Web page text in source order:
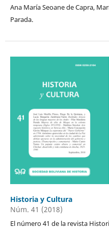
Ana María Seoane de Capra,
Parada.
Historia y Cultura
Núm. 41 (2018)
El número 41 de la revista